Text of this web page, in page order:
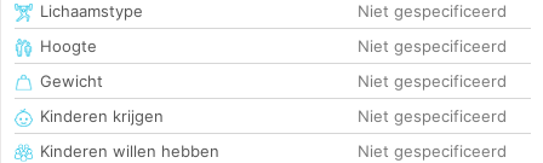
Lichaamstype
Niet gespecificeerd
Hoogte
Niet gespecificeerd
Gewicht
Niet gespecificeerd
Kinderen krijgen
Niet gespecificeerd
Kinderen willen hebben
Niet gespecificeerd